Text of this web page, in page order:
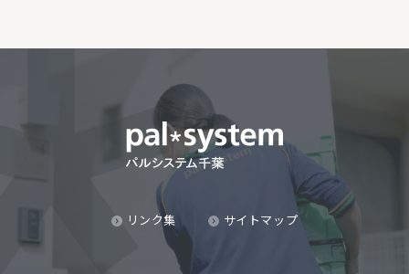
リンク集 サイトマップ